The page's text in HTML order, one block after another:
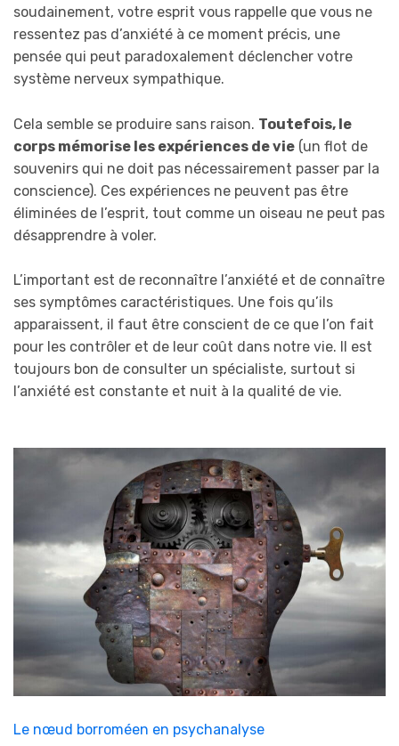
soudainement, votre esprit vous rappelle que vous ne
ressentez pas d’anxiété à ce moment précis, une
pensée qui peut paradoxalement déclencher votre
système nerveux sympathique.
Cela semble se produire sans raison. Toutefois, le
corps mémorise les expériences de vie (un flot de
souvenirs qui ne doit pas nécessairement passer par la
conscience). Ces expériences ne peuvent pas être
éliminées de l’esprit, tout comme un oiseau ne peut pas
désapprendre à voler.
L’important est de reconnaître l’anxiété et de connaître
ses symptômes caractéristiques. Une fois qu’ils
apparaissent, il faut être conscient de ce que l’on fait
pour les contrôler et de leur coût dans notre vie. Il est
toujours bon de consulter un spécialiste, surtout si
l’anxiété est constante et nuit à la qualité de vie.
Le nœud borroméen en psychanalyse